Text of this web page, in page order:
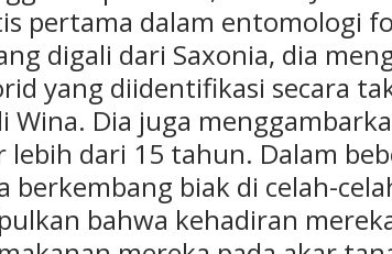
pertama dalam entomologi
digali dari Saxonia, dia
yang diidentifikasi secara
Wina. Dia juga
lebih dari 15 tahun. Dalam
berkembang biak di celah-
bahwa kehadiran